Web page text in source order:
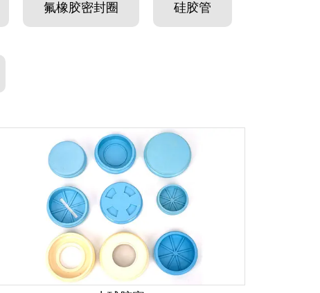
氟橡胶密封圈 硅胶管